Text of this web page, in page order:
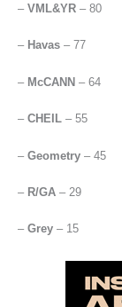
– VML&YR – 80
– Havas – 77
– McCANN – 64
– CHEIL – 55
– Geometry – 45
– R/GA – 29
– Grey – 15